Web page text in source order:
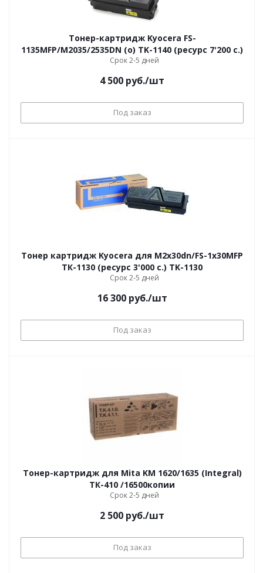
Тонер-картридж Kyocera FS-
1135MFP/M2035/2535DN (о) TK-1140 (ресурс 7'200 c.)
Срок 2-5 дней
4 500 руб./шт
Под заказ
Тонер картридж Kyocera для M2x30dn/FS-1x30MFP
ТК-1130 (ресурс 3'000 c.) TK-1130
Срок 2-5 дней
16 300руб./шт
Под заказ
Тонер-картридж для Mita KM 1620/1635 (Integral)
ТК-410 /16500копии
Срок 2-5 дней
2 500 руб./шт
Под заказ